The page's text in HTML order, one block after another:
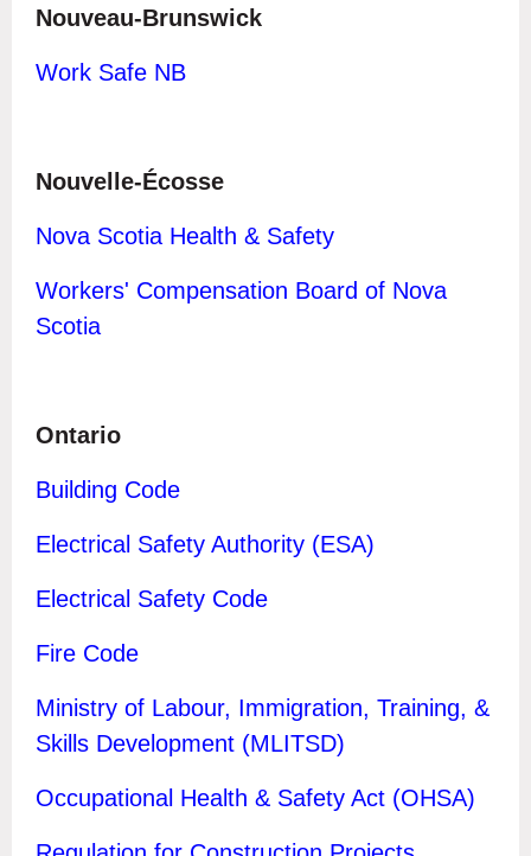
Nouveau-Brunswick
Work Safe NB
Nouvelle-Écosse
Nova Scotia Health & Safety
Workers' Compensation Board of Nova
Scotia
Ontario
Building Code
Electrical Safety Authority (ESA)
Electrical Safety Code
Fire Code
Ministry of Labour, Immigration, Training, &
Skills Development (MLITSD)
Occupational Health & Safety Act (OHSA)